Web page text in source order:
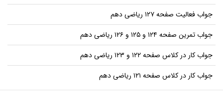
جواب فعالیت صفحه ۱۲۷ ریاضی دهم
جواب تمرین صفحه ۱۲۴ و ۱۲۵ و ۱۲۶ ریاضی دهم
جواب کار در کلاس صفحه ۱۲۲ و ۱۲۳ ریاضی دهم
جواب کار در کلاس صفحه ۱۲۱ ریاضی دهم